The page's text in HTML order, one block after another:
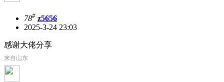
78# z5656
2025-3-24 23:03
感谢大佬分享
来自山东